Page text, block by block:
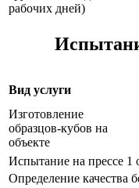
рабочих дней)
Вид услуги
Изготовление
образцов-кубов на
объекте
Испытание на прессе 1
Определение качества